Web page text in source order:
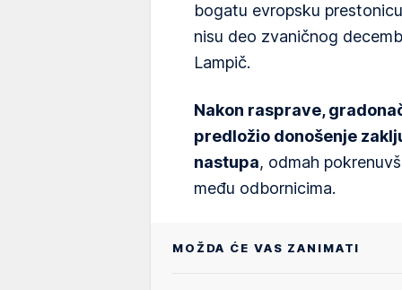
bogatu evropsku
nisu deo zvaničnog
Lampič.
Nakon rasprave,
predložio donošenje
nastupa, odmah
među odbornicima.
MOŽDA ĆE VAS ZANIMATI